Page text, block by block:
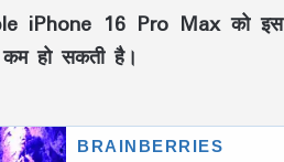
iPhone 16 Pro Max को इस
हो सकती है।